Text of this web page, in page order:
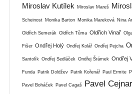
Miroslav Kutílek Miroslav Mareš
Scheinost Monika Barton Monika Mareková Nina
Oldřich Semerák Oldřich Tůma Oldřich Vinař
Fišer Ondřej Holý Ondřej Kolář Ondřej Pejcha
Santolík Ondřej Sedláček Ondřej Šrámek Ondřej
Funda Patrik Doldžev Patrik Kořenář Paul Ermite
Pavel Boháček Pavel Cagaš Pavel Cejnar